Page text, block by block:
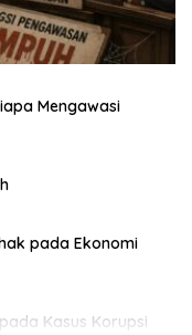
Mengawasi
pada Ekonomi
Kasus Korupsi